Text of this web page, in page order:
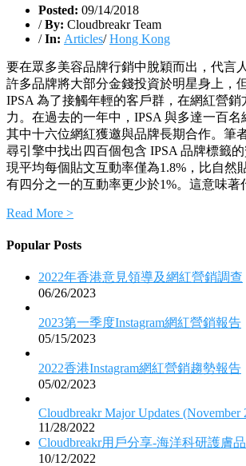
Posted: 09/14/2018
/ By: Cloudbreakr Team
/ In: Articles/Hong Kong
要在眾多美容品牌行銷中脫穎而出，代言
許多品牌將大部分金錢投資於明星身上，
IPSA 為了接觸年輕的客戶群，在網紅營
力。在過去的一年中，IPSA 與多達一百名
其中十六位網紅獲邀與品牌長期合作。筆
尋引擎中找出四百個包含 IPSA 品牌標籤
現平均每個貼文互動率僅為1.8%，比自然
有四分之一的互動率更少於1%。這意味著
Read More >
Popular Posts
2022年香港意見領導及網紅營銷調查
06/26/2023
2023第一季度Instagram網紅營銷報告
05/15/2023
2022香港Instagram網紅營銷趨勢報告
05/02/2023
Cloudbreakr Major Updates (November
11/28/2022
Cloudbreakr用戶分享-海洋科研護膚
10/12/2022